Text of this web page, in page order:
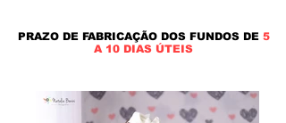
PRAZO DE FABRICAÇÃO DOS FUNDOS DE 5
A 10 DIAS ÚTEIS